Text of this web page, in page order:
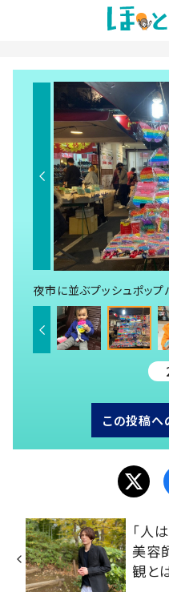
夜市に並ぶプッシュポップ
この投稿へ
「人
美容
観と